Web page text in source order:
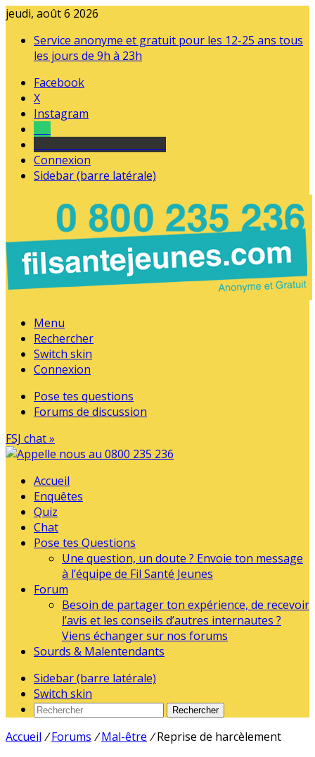
jeudi, août 6 2026
Service anonyme et gratuit pour les 12-25 ans tous
les jours de 9h à 23h
Facebook
X
Instagram
Connexion
Sidebar (barre latérale)
Menu
Rechercher
Switch skin
Connexion
Pose tes questions
Forums de discussion
FSJ chat »
Accueil
Enquêtes
Quiz
Chat
Pose tes Questions
Une question, un doute ? Envoie ton message
à l’équipe de Fil Santé Jeunes
Forum
Besoin de partager ton expérience, de recevoir
l’avis et les conseils d’autres internautes ?
Viens échanger sur nos forums
Sourds & Malentendants
Sidebar (barre latérale)
Switch skin
Rechercher
Accueil / Forums / Mal-être / Reprise de harcèlement